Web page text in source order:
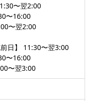
〜翌2:00
〜16:00
〜翌2:00
前日】 11:30〜翌3:00
〜16:00
〜翌3:00